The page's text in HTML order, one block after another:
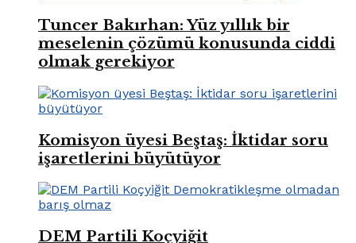
Tuncer Bakırhan: Yüz yıllık bir
meselenin çözümü konusunda ciddi
olmak gerekiyor
Komisyon üyesi Beştaş: İktidar soru
işaretlerini büyütüyor
DEM Partili Koçyiğit